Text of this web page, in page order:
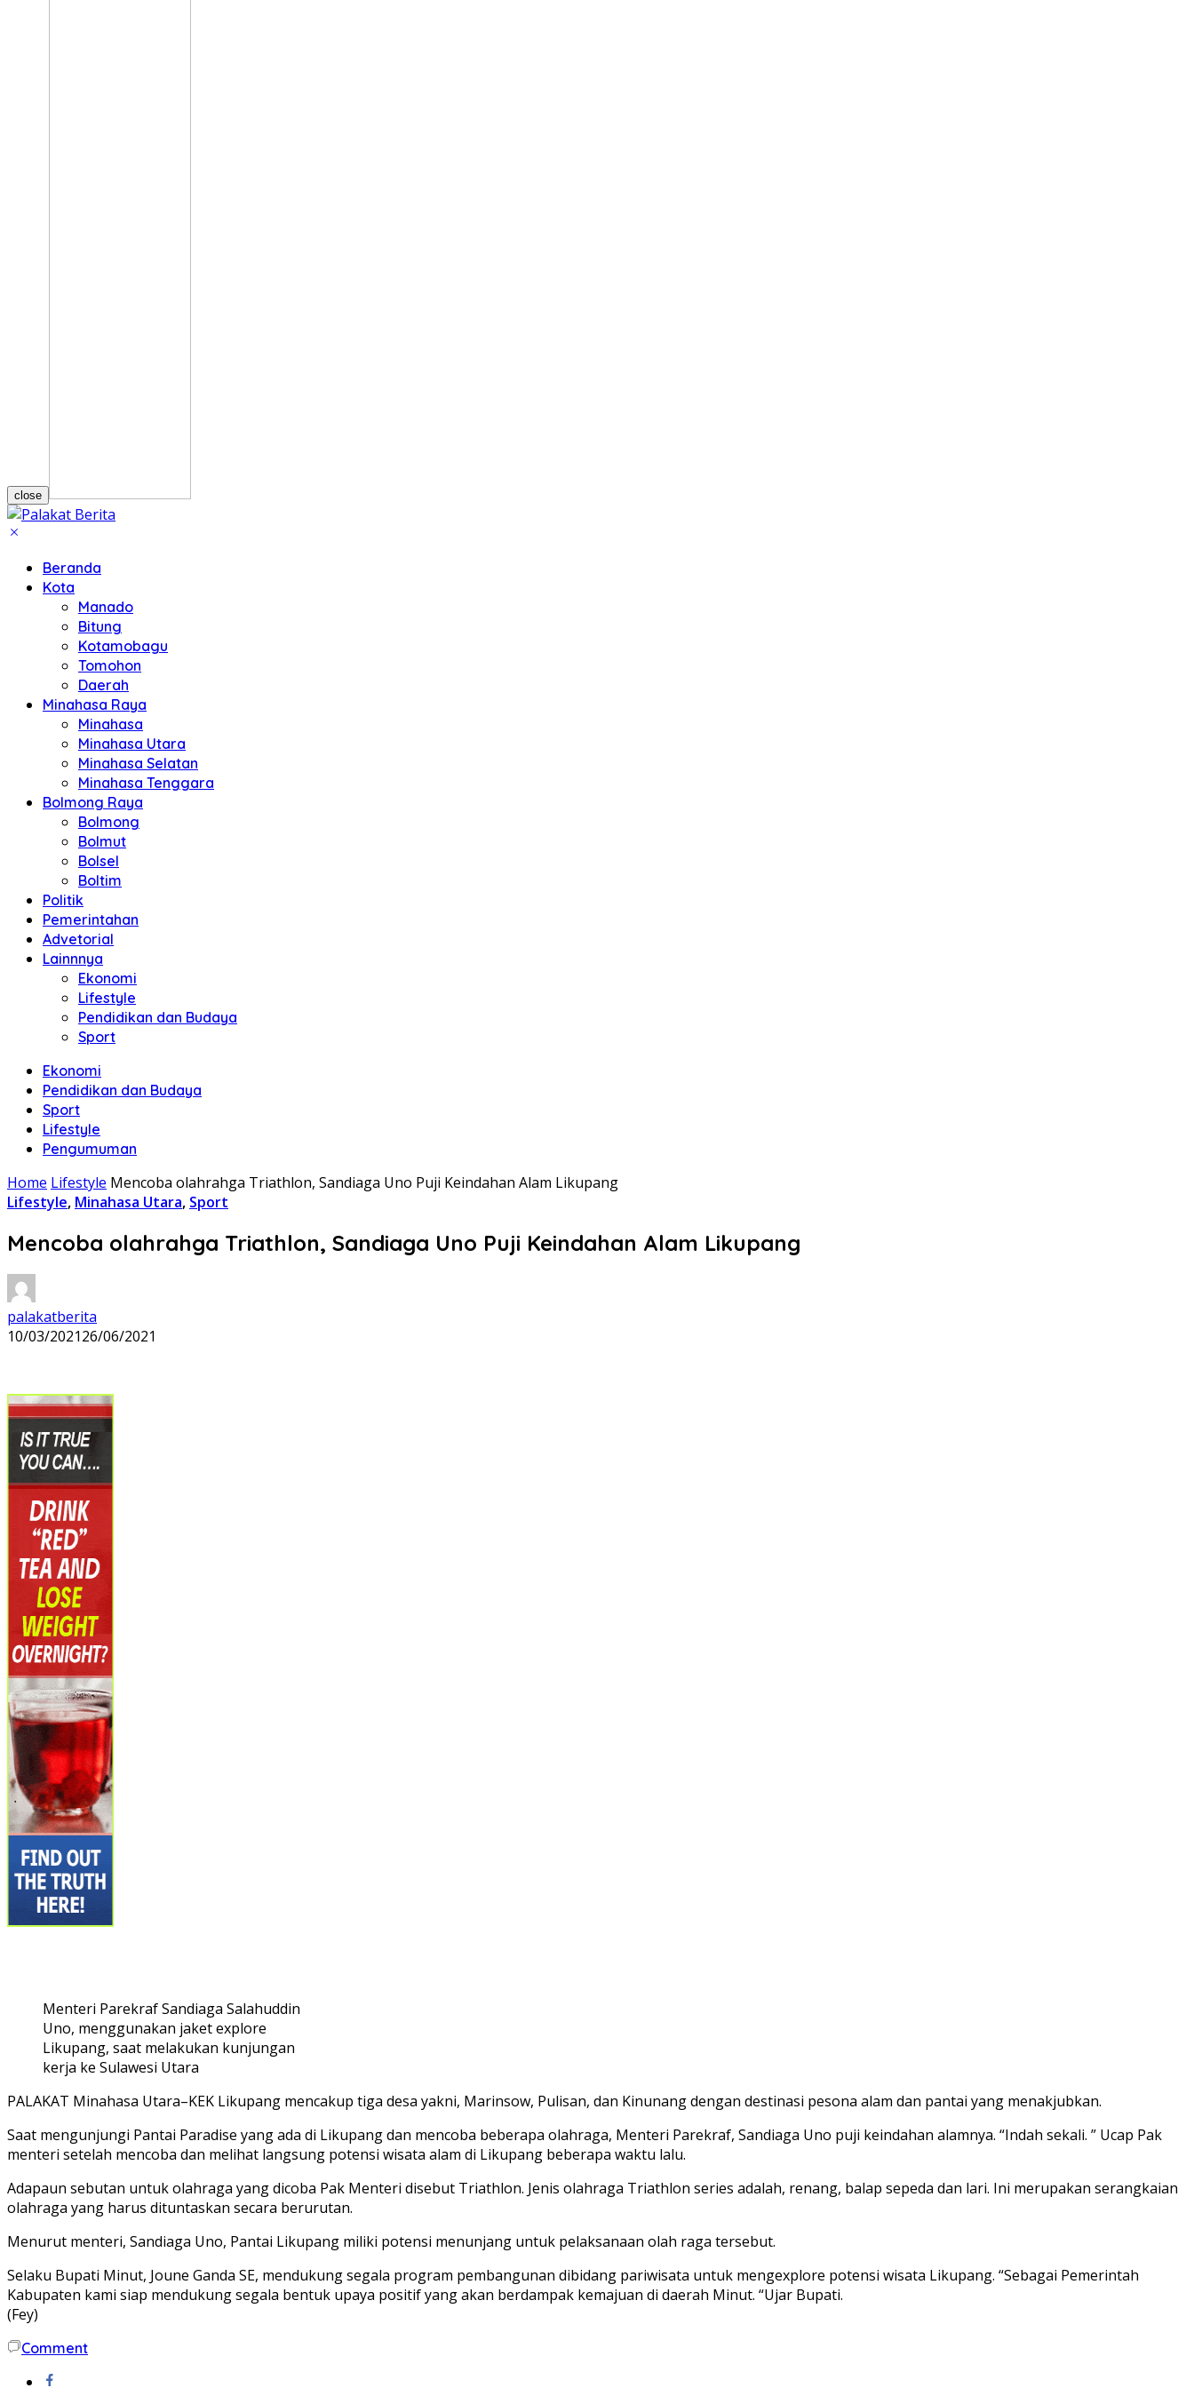
close
Beranda
Kota
Manado
Bitung
Kotamobagu
Tomohon
Daerah
Minahasa Raya
Minahasa
Minahasa Utara
Minahasa Selatan
Minahasa Tenggara
Bolmong Raya
Bolmong
Bolmut
Bolsel
Boltim
Politik
Pemerintahan
Advetorial
Lainnnya
Ekonomi
Lifestyle
Pendidikan dan Budaya
Sport
Ekonomi
Pendidikan dan Budaya
Sport
Lifestyle
Pengumuman
Home Lifestyle Mencoba olahrahga Triathlon, Sandiaga Uno Puji Keindahan Alam Likupang
Lifestyle, Minahasa Utara, Sport
Mencoba olahrahga Triathlon, Sandiaga Uno Puji Keindahan Alam Likupang
palakatberita
10/03/202126/06/2021
Menteri Parekraf Sandiaga Salahuddin
Uno, menggunakan jaket explore
Likupang, saat melakukan kunjungan
kerja ke Sulawesi Utara
PALAKAT Minahasa Utara–KEK Likupang mencakup tiga desa yakni, Marinsow, Pulisan, dan Kinunang dengan destinasi pesona alam dan pantai yang menakjubkan.
Saat mengunjungi Pantai Paradise yang ada di Likupang dan mencoba beberapa olahraga, Menteri Parekraf, Sandiaga Uno puji keindahan alamnya. “Indah sekali. ” Ucap Pak
menteri setelah mencoba dan melihat langsung potensi wisata alam di Likupang beberapa waktu lalu.
Adapaun sebutan untuk olahraga yang dicoba Pak Menteri disebut Triathlon. Jenis olahraga Triathlon series adalah, renang, balap sepeda dan lari. Ini merupakan serangkaian
olahraga yang harus dituntaskan secara berurutan.
Menurut menteri, Sandiaga Uno, Pantai Likupang miliki potensi menunjang untuk pelaksanaan olah raga tersebut.
Selaku Bupati Minut, Joune Ganda SE, mendukung segala program pembangunan dibidang pariwisata untuk mengexplore potensi wisata Likupang. “Sebagai Pemerintah
Kabupaten kami siap mendukung segala bentuk upaya positif yang akan berdampak kemajuan di daerah Minut. “Ujar Bupati.
(Fey)
Comment